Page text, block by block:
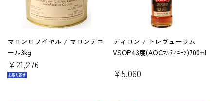
マロンロワイヤル / マロンデコ
ール3kg
￥21,276
ディロン / トレヴューラム
VSOP43度(AOCﾏﾙﾃｨﾆｰｸ)700ml
￥5,060